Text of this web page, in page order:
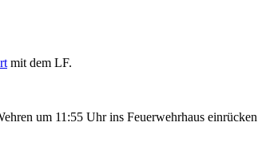
mit dem LF.
um 11:55 Uhr ins Feuerwehrhaus